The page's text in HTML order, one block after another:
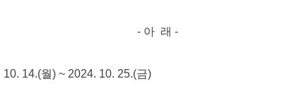
- 아 래 -
14.(월) ~ 2024. 10. 25.(금)